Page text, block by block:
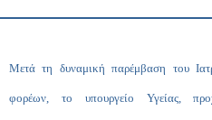
Μετά τη δυναμική παρέμβαση του
φορέων, το υπουργείο Υγείας,